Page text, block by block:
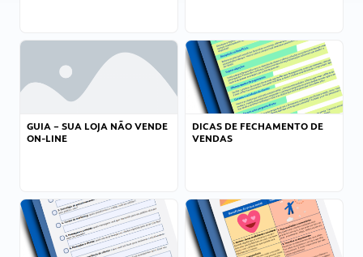
GUIA – SUA LOJA NÃO VENDE
ON-LINE
DICAS DE FECHAMENTO DE
VENDAS